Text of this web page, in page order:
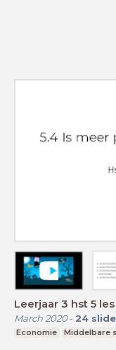
Leerjaar 3 hst 5
March 2020- 24
Economie Middelbare